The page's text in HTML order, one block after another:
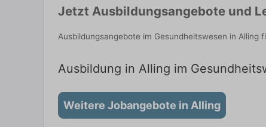
Jetzt Ausbildungsangebote und
Ausbildungsangebote im Gesundheitswesen in
Ausbildung in Alling im
Weitere Jobangebote in Alling